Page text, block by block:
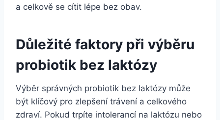
a celkově se cítit lépe bez obav.
Důležité faktory při výběru
probiotik bez laktózy
Výběr správných probiotik bez laktózy může
být klíčový pro zlepšení trávení a celkového
zdraví. Pokud trpíte intolerancí na laktózu nebo